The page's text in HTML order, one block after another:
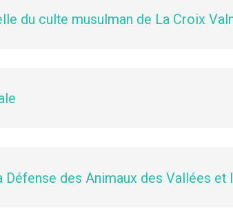
du culte musulman de La Croix
des Animaux des Vallées et